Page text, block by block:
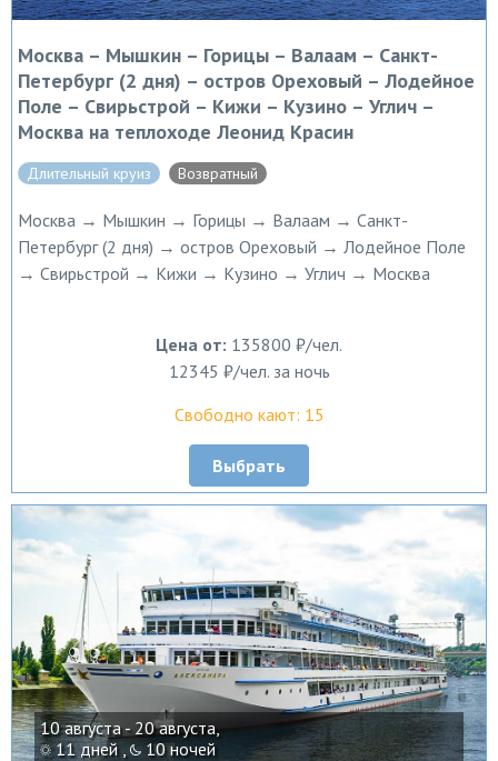
Москва – Мышкин – Горицы – Валаам – Санкт-
Петербург (2 дня) – остров Ореховый – Лодейное
Поле – Свирьстрой – Кижи – Кузино – Углич –
Москва на теплоходе Леонид Красин
Длительный круиз Возвратный
Москва → Мышкин → Горицы → Валаам → Санкт-
Петербург (2 дня) → остров Ореховый → Лодейное Поле
→ Свирьстрой → Кижи → Кузино → Углич → Москва
Цена от: 135800 ₽/чел.
12345 ₽/чел. за ночь
Свободно кают: 15
Выбрать
10 августа - 20 августа,
11 дней ,
10 ночей